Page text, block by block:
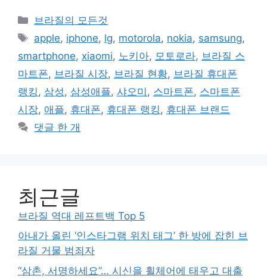
카
고
리
브라질의 모든것
태
그
apple, iphone, lg, motorola, nokia, samsung,
smartphone, xiaomi, 노키아, 모토로라, 브라질 스
마트폰, 브라질 시장, 브라질 현황, 브라질 휴대폰
랭킹 , 삼성 , 삼성애플, 샤오미 , 스마트폰, 스마트폰
시장, 애플, 휴대폰, 휴대폰 랭킹 , 휴대폰 브랜드
댓글 한 개
최근글
브라질 역대 레프트백 Top 5
아내가 올린 ‘인스타그램 위치 태그’ 한 방에 잡힌 브
라질 거물 범죄자
“삼촌, 서명하세요”… 시신을 휠체어에 태우고 대출